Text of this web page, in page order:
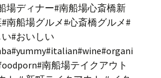
場ディナー#南船場心斎橋新
南船場グルメ#心斎橋グルメ#
#おいしい
南船場テイクアウト